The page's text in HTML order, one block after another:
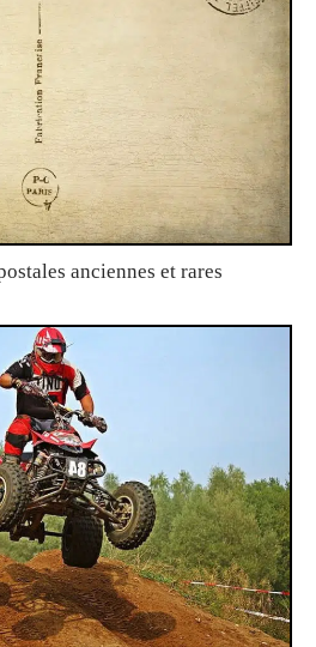
anciennes et rares